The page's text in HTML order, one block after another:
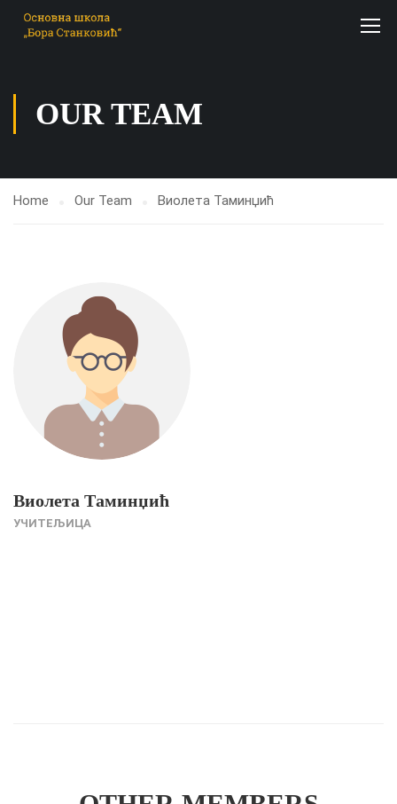
OUR TEAM
Home Our Team Виолета Таминџић
Виолета Таминџић
УЧИТЕЉИЦА